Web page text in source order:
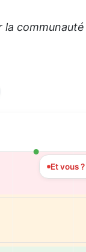
la
Et vous